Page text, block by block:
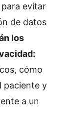
evitar
de datos
los
cómo
paciente y
a un